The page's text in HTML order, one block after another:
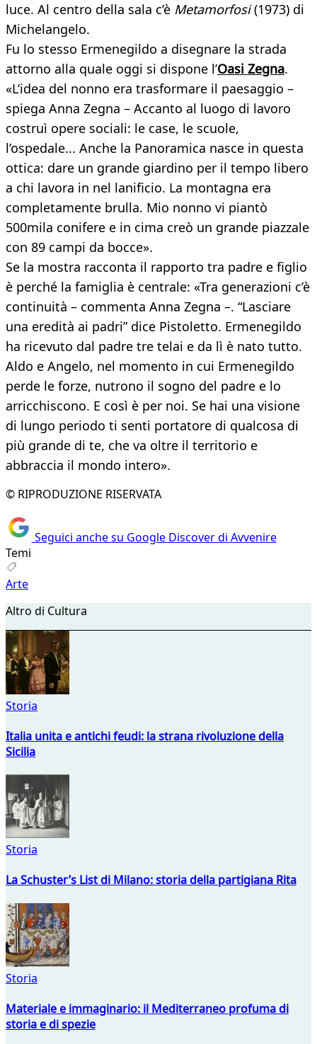
luce. Al centro della sala c’è Metamorfosi(1973) di
Michelangelo.
Fu lo stesso Ermenegildo a disegnare la strada
attorno alla quale oggi si dispone l’Oasi Zegna.
«L’idea del nonno era trasformare il paesaggio –
spiega Anna Zegna – Accanto al luogo di lavoro
costruì opere sociali: le case, le scuole,
l’ospedale... Anche la Panoramica nasce in questa
ottica: dare un grande giardino per il tempo libero
a chi lavora in nel lanificio. La montagna era
completamente brulla. Mio nonno vi piantò
500mila conifere e in cima creò un grande piazzale
con 89 campi da bocce».
Se la mostra racconta il rapporto tra padre e figlio
è perché la famiglia è centrale: «Tra generazioni c’è
continuità – commenta Anna Zegna –. “Lasciare
una eredità ai padri” dice Pistoletto. Ermenegildo
ha ricevuto dal padre tre telai e da lì è nato tutto.
Aldo e Angelo, nel momento in cui Ermenegildo
perde le forze, nutrono il sogno del padre e lo
arricchiscono. E così è per noi. Se hai una visione
di lungo periodo ti senti portatore di qualcosa di
più grande di te, che va oltre il territorio e
abbraccia il mondo intero».
© RIPRODUZIONE RISERVATA
Seguici anche su Google Discover di Avvenire
Temi
Arte
Altro di Cultura
Storia
Italia unita e antichi feudi: la strana rivoluzione della
Sicilia
Storia
La Schuster’s List di Milano: storia della partigiana Rita
Storia
Materiale e immaginario: il Mediterraneo profuma di
storia e di spezie